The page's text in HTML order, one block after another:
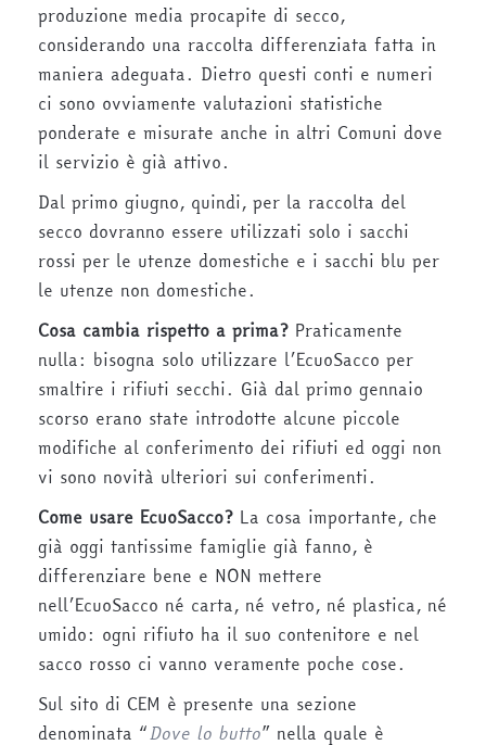
produzione media procapite di secco,
considerando una raccolta differenziata fatta in
maniera adeguata. Dietro questi conti e numeri
ci sono ovviamente valutazioni statistiche
ponderate e misurate anche in altri Comuni dove
il servizio è già attivo.
Dal primo giugno, quindi, per la raccolta del
secco dovranno essere utilizzati solo i sacchi
rossi per le utenze domestiche e i sacchi blu per
le utenze non domestiche.
Cosa cambia rispetto a prima? Praticamente
nulla: bisogna solo utilizzare l’EcuoSacco per
smaltire i rifiuti secchi. Già dal primo gennaio
scorso erano state introdotte alcune piccole
modifiche al conferimento dei rifiuti ed oggi non
vi sono novità ulteriori sui conferimenti.
Come usare EcuoSacco? La cosa importante, che
già oggi tantissime famiglie già fanno, è
differenziare bene e NON mettere
nell’EcuoSacco né carta, né vetro, né plastica, né
umido: ogni rifiuto ha il suo contenitore e nel
sacco rosso ci vanno veramente poche cose.
Sul sito di CEM è presente una sezione
denominata “Dove lo butto” nella quale è